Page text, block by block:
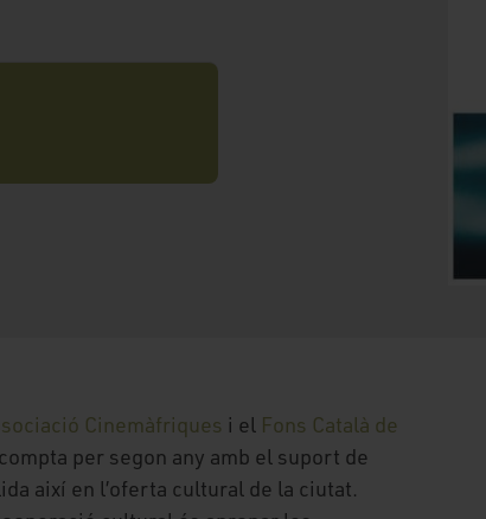
Cinemàfriques i el Fons Català de
per segon any amb el suport de
així en l’oferta cultural de la ciutat.